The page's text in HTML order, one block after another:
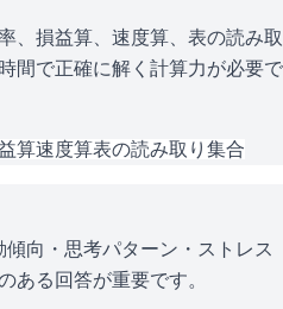
、損益算、速度算、表の読み取
間で正確に解く計算力が必要で
算速度算表の読み取り 集合
向・思考パターン・ストレス
ある回答が重要です。